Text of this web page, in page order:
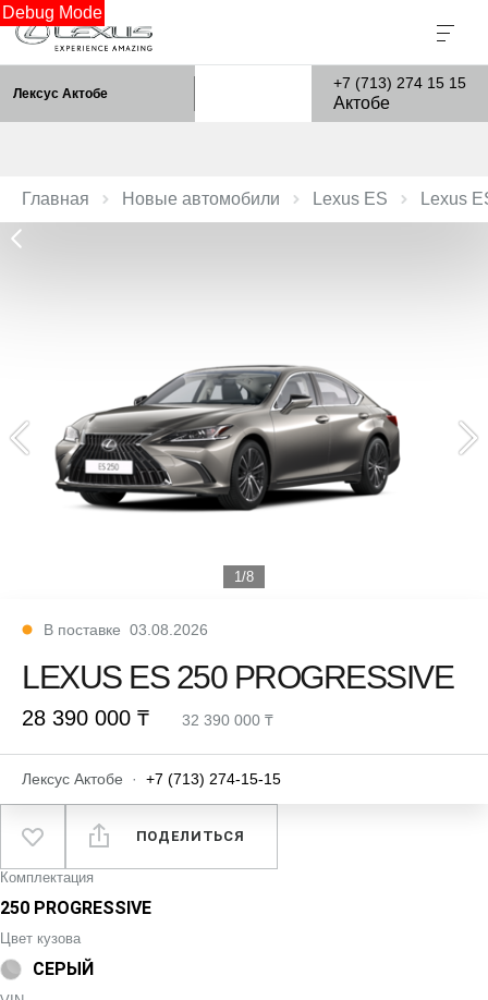
Debug Mode
Лексус Актобе
+7 (713) 274 15 15
Актобе
Главная Новые автомобили Lexus ES Lexus
1/8
В поставке 03.08.2026
LEXUS ES 250 PROGRESSIVE
28 390 000 ₸ 32 390 000 ₸
Лексус Актобе · +7 (713) 274-15-15
ПОДЕЛИТЬСЯ
Комплектация
250 PROGRESSIVE
Цвет кузова
СЕРЫЙ